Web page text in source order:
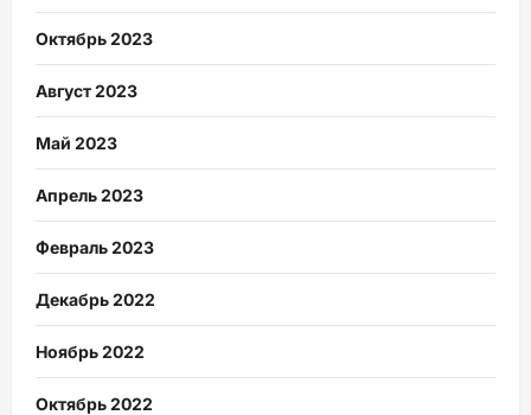
Октябрь 2023
Август 2023
Май 2023
Апрель 2023
Февраль 2023
Декабрь 2022
Ноябрь 2022
Октябрь 2022